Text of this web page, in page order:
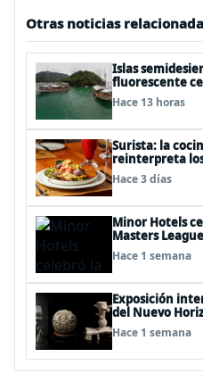
Otras noticias
Islas
fluorescente
recorrido
Hace 13 horas
Surista: la
reinterpreta
Hace 3 días
Minor Hotels
Masters
Hace 1 semana
Exposición
del Nuevo
Hace 1 semana